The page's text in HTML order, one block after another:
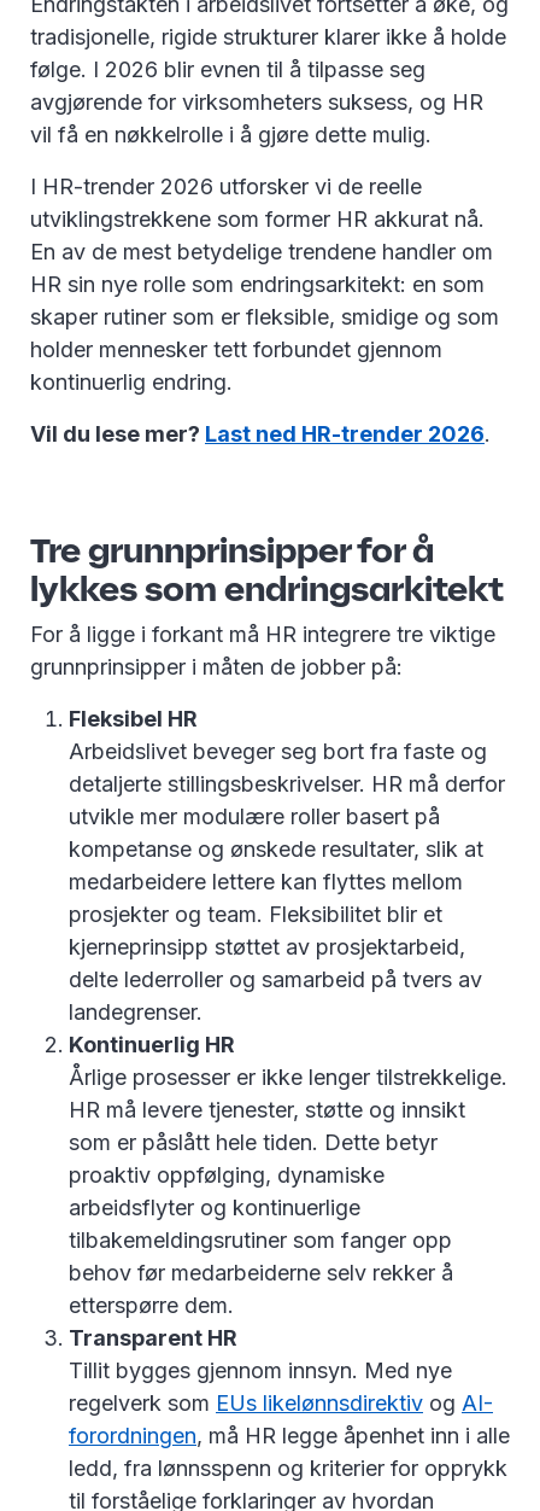
tradisjonelle, rigide strukturer klarer ikke å holde
følge. I 2026 blir evnen til å tilpasse seg
avgjørende for virksomheters suksess, og HR
vil få en nøkkelrolle i å gjøre dette mulig.
I HR-trender 2026 utforsker vi de reelle
utviklingstrekkene som former HR akkurat nå.
En av de mest betydelige trendene handler om
HR sin nye rolle som endringsarkitekt: en som
skaper rutiner som er fleksible, smidige og som
holder mennesker tett forbundet gjennom
kontinuerlig endring.
Vil du lese mer? Last ned HR-trender 2026.
Tre grunnprinsipper for å
lykkes som endringsarkitekt
For å ligge i forkant må HR integrere tre viktige
grunnprinsipper i måten de jobber på:
Fleksibel HR
Arbeidslivet beveger seg bort fra faste og
detaljerte stillingsbeskrivelser. HR må derfor
utvikle mer modulære roller basert på
kompetanse og ønskede resultater, slik at
medarbeidere lettere kan flyttes mellom
prosjekter og team. Fleksibilitet blir et
kjerneprinsipp støttet av prosjektarbeid,
delte lederroller og samarbeid på tvers av
landegrenser.
Kontinuerlig HR
Årlige prosesser er ikke lenger tilstrekkelige.
HR må levere tjenester, støtte og innsikt
som er påslått hele tiden. Dette betyr
proaktiv oppfølging, dynamiske
arbeidsflyter og kontinuerlige
tilbakemeldingsrutiner som fanger opp
behov før medarbeiderne selv rekker å
etterspørre dem.
Transparent HR
Tillit bygges gjennom innsyn. Med nye
regelverk som EUs likelønnsdirektiv og AI-
forordningen, må HR legge åpenhet inn i alle
ledd, fra lønnsspenn og kriterier for opprykk
til forståelige forklaringer av hvordan